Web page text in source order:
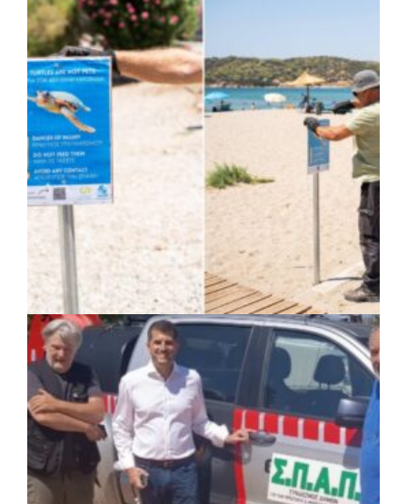
HYMETTUS WATER GRID: «Έξυπνο»
δίκτυο προστασίας των υδατοδεξαμενών
στον Υμηττό
ΚΟΙΝΩΝΙΑ | 07/08/2026 · 14:50
Δήμος Σαρωνικού και ΑΡΧΕΛΩΝ
ενημερώνουν τους λουόμενους για τη
συνύπαρξη με τις θαλάσσιες χελώνες